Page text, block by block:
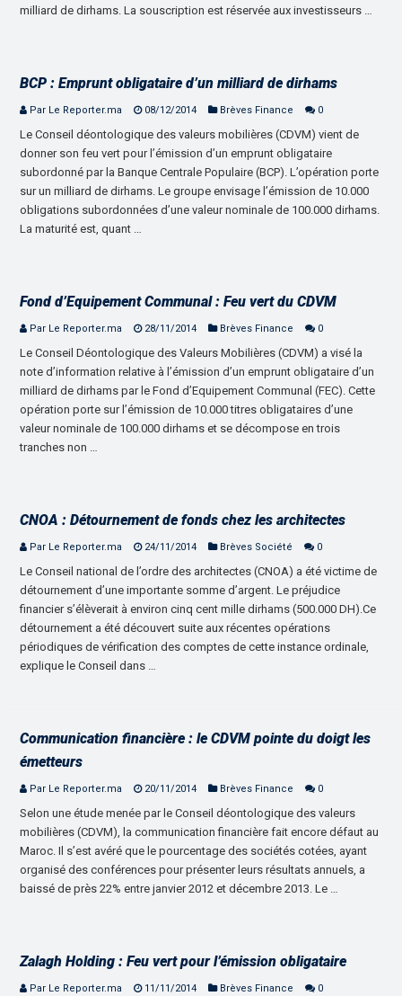
milliard de dirhams. La souscription est réservée aux investisseurs …
BCP : Emprunt obligataire d’un milliard de dirhams
Par Le Reporter.ma 08/12/2014 Brèves Finance 0
Le Conseil déontologique des valeurs mobilières (CDVM) vient de
donner son feu vert pour l’émission d’un emprunt obligataire
subordonné par la Banque Centrale Populaire (BCP). L’opération porte
sur un milliard de dirhams. Le groupe envisage l’émission de 10.000
obligations subordonnées d’une valeur nominale de 100.000 dirhams.
La maturité est, quant …
Fond d’Equipement Communal : Feu vert du CDVM
Par Le Reporter.ma 28/11/2014 Brèves Finance 0
Le Conseil Déontologique des Valeurs Mobilières (CDVM) a visé la
note d’information relative à l’émission d’un emprunt obligataire d’un
milliard de dirhams par le Fond d’Equipement Communal (FEC). Cette
opération porte sur l’émission de 10.000 titres obligataires d’une
valeur nominale de 100.000 dirhams et se décompose en trois
tranches non …
CNOA : Détournement de fonds chez les architectes
Par Le Reporter.ma 24/11/2014 Brèves Société 0
Le Conseil national de l’ordre des architectes (CNOA) a été victime de
détournement d’une importante somme d’argent. Le préjudice
financier s’élèverait à environ cinq cent mille dirhams (500.000 DH).Ce
détournement a été découvert suite aux récentes opérations
périodiques de vérification des comptes de cette instance ordinale,
explique le Conseil dans …
Communication financière : le CDVM pointe du doigt les
émetteurs
Par Le Reporter.ma 20/11/2014 Brèves Finance 0
Selon une étude menée par le Conseil déontologique des valeurs
mobilières (CDVM), la communication financière fait encore défaut au
Maroc. Il s’est avéré que le pourcentage des sociétés cotées, ayant
organisé des conférences pour présenter leurs résultats annuels, a
baissé de près 22% entre janvier 2012 et décembre 2013. Le …
Zalagh Holding : Feu vert pour l’émission obligataire
Par Le Reporter.ma 11/11/2014 Brèves Finance 0